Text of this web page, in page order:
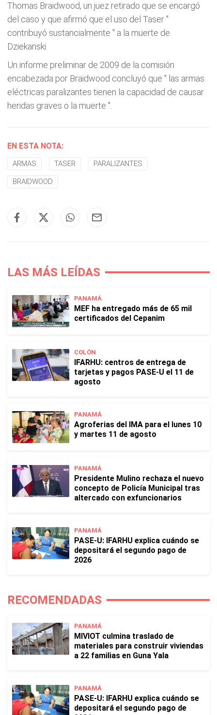
Thomas Braidwood, un juez retirado que se encargó
del caso y que afirmó que el uso del Taser "
contribuyó sustancialmente " a la muerte de
Dziekanski.
Un informe preliminar de 2009 de la comisión
encabezada por Braidwood concluyó que " las armas
eléctricas paralizantes tienen la capacidad de causar
heridas graves o la muerte ".
EN ESTA NOTA:
ARMAS TASER PARALIZANTES
BRAIDWOOD
LAS MÁS LEÍDAS
PANAMÁ
MEF ha entregado más de 65 mil
certificados del Cepanim
COLÓN
IFARHU: centros de entrega de
tarjetas y pagos PASE-U el 11 de
agosto
PANAMÁ
Agroferias del IMA para el lunes 10
y martes 11 de agosto
PANAMÁ
Presidente Mulino rechaza el nuevo
concepto de Policía Municipal tras
altercado con exfuncionarios
PANAMÁ
PASE-U: IFARHU explica cuándo se
depositará el segundo pago de
2026
RECOMENDADAS
PANAMÁ
MIVIOT culmina traslado de
materiales para construir viviendas
a 22 familias en Guna Yala
PANAMÁ
PASE-U: IFARHU explica cuándo se
depositará el segundo pago de